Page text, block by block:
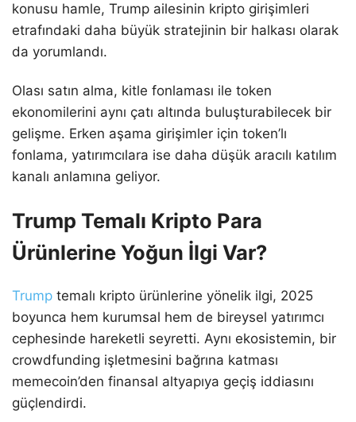
konusu hamle, Trump ailesinin kripto girişimleri
etrafındaki daha büyük stratejinin bir halkası olarak
da yorumlandı.
Olası satın alma, kitle fonlaması ile token
ekonomilerini aynı çatı altında buluşturabilecek bir
gelişme. Erken aşama girişimler için token’lı
fonlama, yatırımcılara ise daha düşük aracılı katılım
kanalı anlamına geliyor.
Trump Temalı Kripto Para
Ürünlerine Yoğun İlgi Var?
Trump temalı kripto ürünlerine yönelik ilgi, 2025
boyunca hem kurumsal hem de bireysel yatırımcı
cephesinde hareketli seyretti. Aynı ekosistemin, bir
crowdfunding işletmesini bağrına katması
memecoin’den finansal altyapıya geçiş iddiasını
güçlendirdi.